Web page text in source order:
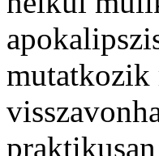
mutatkozik